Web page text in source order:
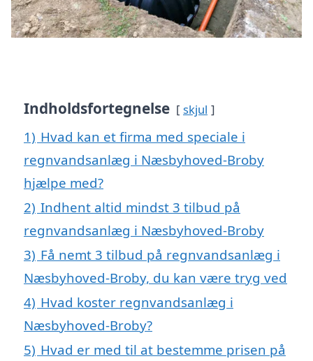
Indholdsfortegnelse skjul
1) Hvad kan et firma med speciale i
regnvandsanlæg i Næsbyhoved-Broby
hjælpe med?
2) Indhent altid mindst 3 tilbud på
regnvandsanlæg i Næsbyhoved-Broby
3) Få nemt 3 tilbud på regnvandsanlæg i
Næsbyhoved-Broby, du kan være tryg ved
4) Hvad koster regnvandsanlæg i
Næsbyhoved-Broby?
5) Hvad er med til at bestemme prisen på